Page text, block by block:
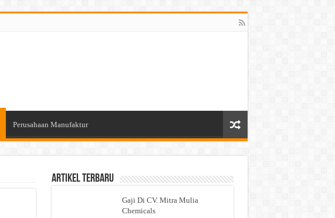
Perusahaan Manufaktur
Artikel Terbaru
Gaji Di CV. Mitra Mulia
Chemicals